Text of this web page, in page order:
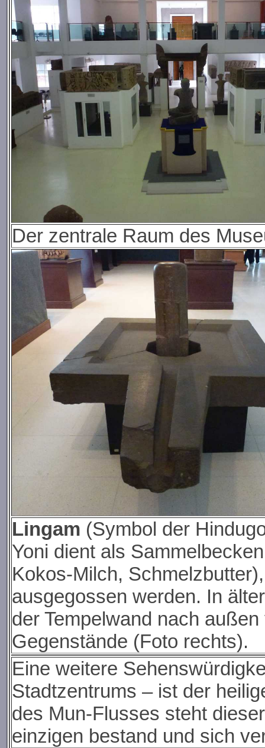
Der zentrale Raum des
Lingam (Symbol der
Yoni dient als
Kokos-Milch,
ausgegossen werden. In
der Tempelwand nach
Gegenstände (Foto rechts).
Eine weitere
Stadtzentrums – ist der
des Mun-Flusses steht
einzigen bestand und sich